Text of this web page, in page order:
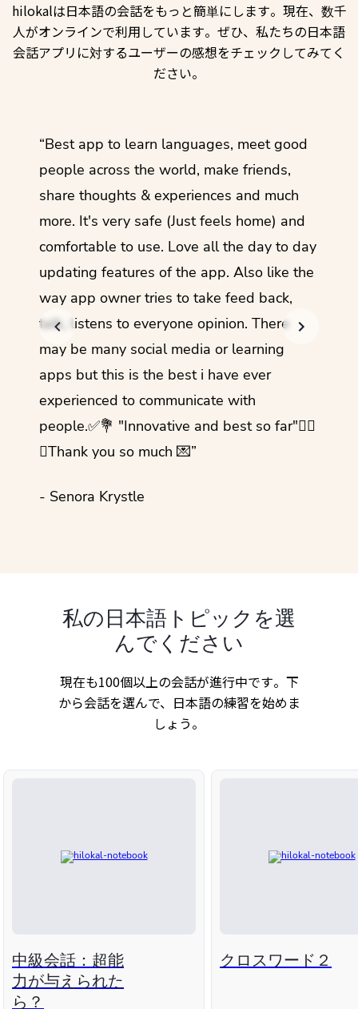
hilokalは日本語の会話をもっと簡単にします。現在、数千
人がオンラインで利用しています。ぜひ、私たちの日本語
会話アプリに対するユーザーの感想をチェックしてみてく
ださい。
“Best app to learn languages, meet good
people across the world, make friends,
share thoughts & experiences and much
more. It's very safe (Just feels home) and
comfortable to use. Love all the day to day
updating features of the app. Also like the
way app owner tries to take feed back,
talk, listens to everyone opinion. There
may be many social media or learning
apps but this is the best i have ever
experienced to communicate with
people.✅💐 "Innovative and best so far"✌🏻
💜Thank you so much 💌”
- Senora Krystle
私の日本語トピックを選
んでください
現在も100個以上の会話が進行中です。下
から会話を選んで、日本語の練習を始めま
しょう。
中級会話：超能
力が与えられた
ら？
クロスワード２